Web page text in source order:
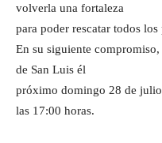
volverla una fortaleza
para poder rescatar todos
En su siguiente
de San Luis él
próximo domingo 28 de
las 17:00 horas.